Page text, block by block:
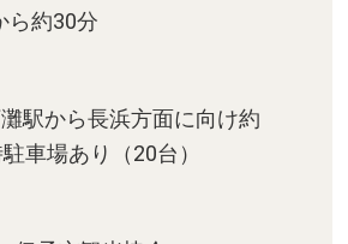
約30分
から長浜方面に向け約
車場あり（20台）